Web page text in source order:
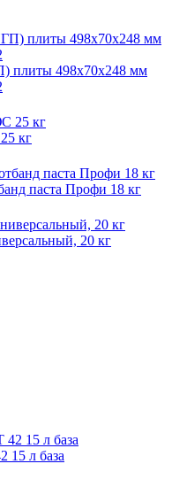
плиты 498х70х248 мм
кг
паста Профи 18 кг
20 кг
15 л база